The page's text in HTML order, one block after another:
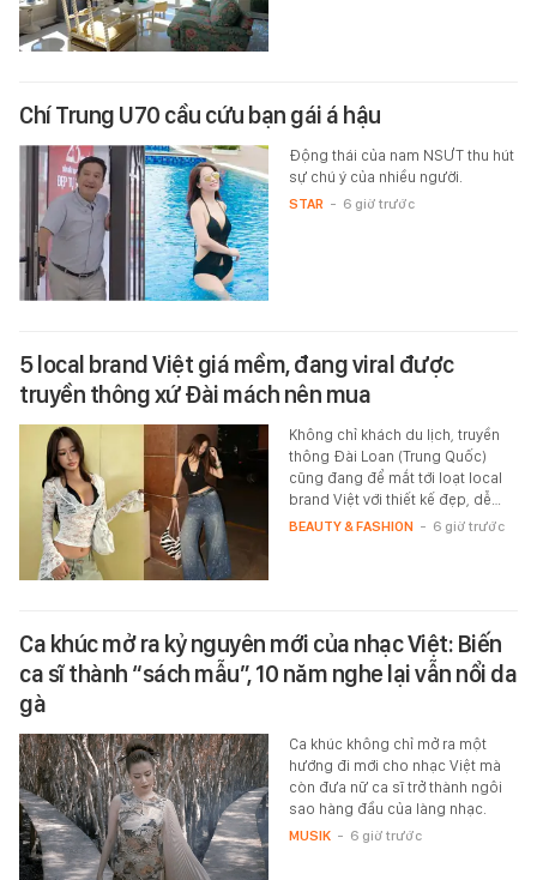
Chí Trung U70 cầu cứu bạn gái á hậu
Động thái của nam NSƯT thu hút
sự chú ý của nhiều người.
STAR - 6 giờ trước
5 local brand Việt giá mềm, đang viral được
truyền thông xứ Đài mách nên mua
Không chỉ khách du lịch, truyền
thông Đài Loan (Trung Quốc)
cũng đang để mắt tới loạt local
brand Việt với thiết kế đẹp, dễ…
BEAUTY & FASHION - 6 giờ trước
Ca khúc mở ra kỷ nguyên mới của nhạc Việt: Biến
ca sĩ thành “sách mẫu”, 10 năm nghe lại vẫn nổi da
gà
Ca khúc không chỉ mở ra một
hướng đi mới cho nhạc Việt mà
còn đưa nữ ca sĩ trở thành ngôi
sao hàng đầu của làng nhạc.
MUSIK - 6 giờ trước